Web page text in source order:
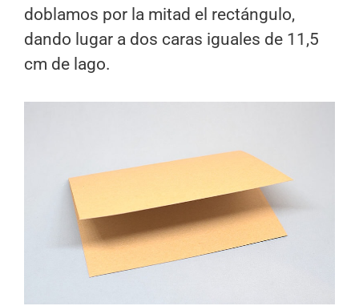
doblamos por la mitad el rectángulo,
dando lugar a dos caras iguales de 11,5
cm de lago.